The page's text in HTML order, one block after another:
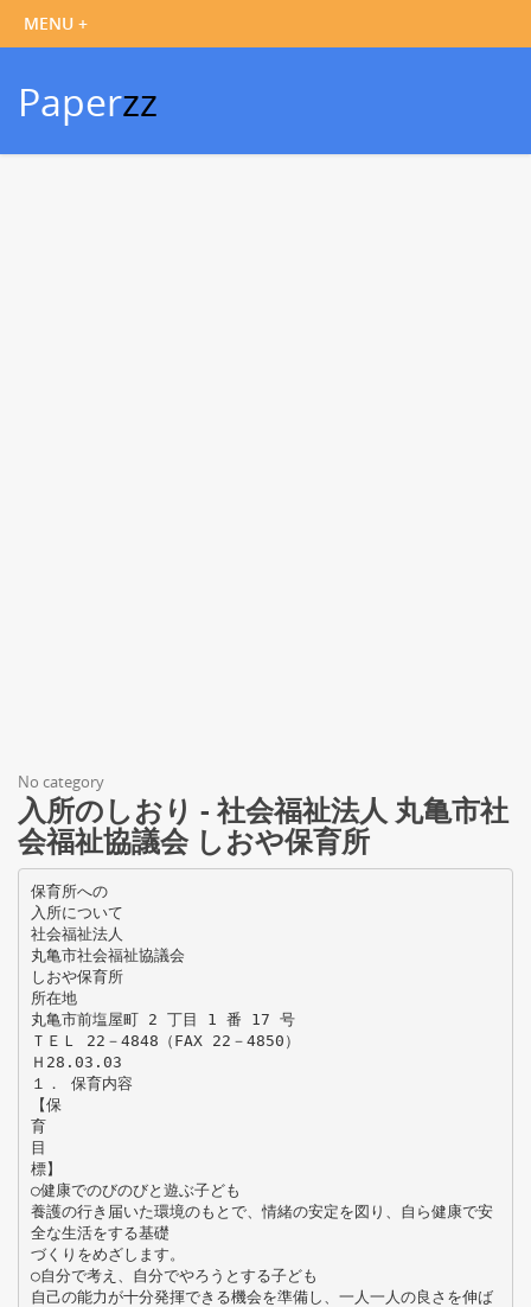
Paperzz
No category
入所のしおり - 社会福祉法人 丸亀市社
会福祉協議会 しおや保育所
保育所への
入所について
社会福祉法人
丸亀市社会福祉協議会
しおや保育所
所在地
丸亀市前塩屋町 2 丁目 1 番 17 号
ＴＥＬ 22－4848（FAX 22－4850）
Ｈ28.03.03
１． 保育内容
【保
育
目
標】
○健康でのびのびと遊ぶ子ども
養護の行き届いた環境のもとで、情緒の安定を図り、自ら健康で安
全な生活をする基礎
づくりをめざします。
○自分で考え、自分でやろうとする子ども
自己の能力が十分発揮できる機会を準備し、一人一人の良さを伸ば